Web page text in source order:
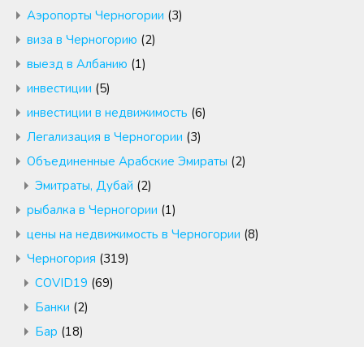
Аэропорты Черногории (3)
виза в Черногорию (2)
выезд в Албанию (1)
инвестиции (5)
инвестиции в недвижимость (6)
Легализация в Черногории (3)
Объединенные Арабские Эмираты (2)
Эмитраты, Дубай (2)
рыбалка в Черногории (1)
цены на недвижимость в Черногории (8)
Черногория (319)
COVID19 (69)
Банки (2)
Бар (18)